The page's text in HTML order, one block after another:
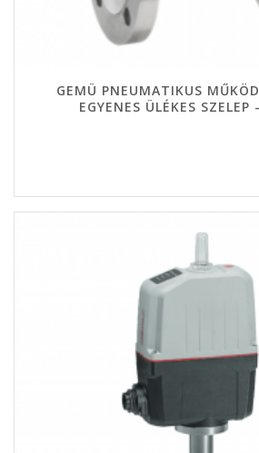
GEMÜ PNEUMATIKUS
EGYENES ÜLÉKES SZELEP